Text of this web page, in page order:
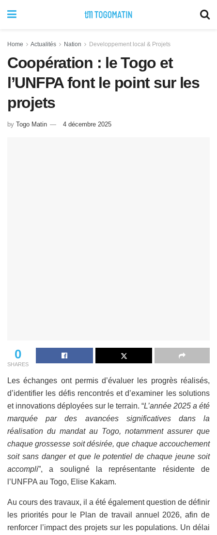
Home Actualités Nation Developpement local & Projets
Coopération : le Togo et
l’UNFPA font le point sur les
projets
by Togo Matin 4 décembre 2025
0
SHARES
Les échanges ont permis d’évaluer les progrès réalisés,
d’identifier les défis rencontrés et d’examiner les solutions
et innovations déployées sur le terrain. “L’année 2025 a été
marquée par des avancées significatives dans la
réalisation du mandat au Togo, notamment assurer que
chaque grossesse soit désirée, que chaque accouchement
soit sans danger et que le potentiel de chaque jeune soit
accompli”, a souligné la représentante résidente de
l’UNFPA au Togo, Elise Kakam.
Au cours des travaux, il a été également question de définir
les priorités pour le Plan de travail annuel 2026, afin de
renforcer l’impact des projets sur les populations. Un délai